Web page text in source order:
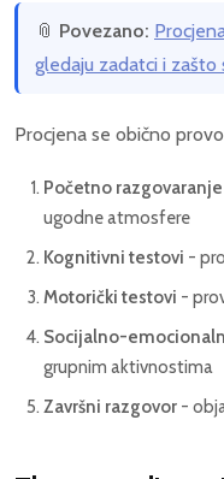
📎 Povezano:
gledaju zadatci i zašto
Procjena se obično
Početno razgovaranje
ugodne atmosfere
Kognitivni testovi -
Motorički testovi -
Socijalno-
grupnim aktivnostima
Završni razgovor -